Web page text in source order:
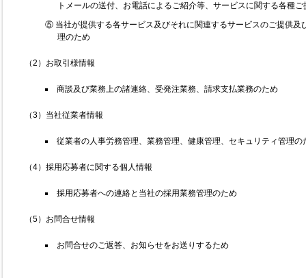
トメールの送付、お電話によるご紹介等、サービスに関する各種ご
⑤ 当社が提供する各サービス及びそれに関連するサービスのご提供及
理のため
（2）お取引様情報
商談及び業務上の諸連絡、受発注業務、請求支払業務のため
（3）当社従業者情報
従業者の人事労務管理、業務管理、健康管理、セキュリティ管理の
（4）採用応募者に関する個人情報
採用応募者への連絡と当社の採用業務管理のため
（5）お問合せ情報
お問合せのご返答、お知らせをお送りするため